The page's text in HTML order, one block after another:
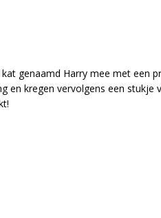
genaamd Harry mee met een
en kregen vervolgens een stukje